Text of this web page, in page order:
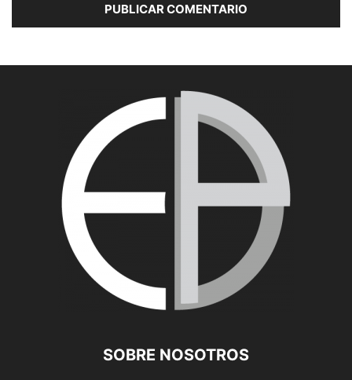
SOBRE NOSOTROS